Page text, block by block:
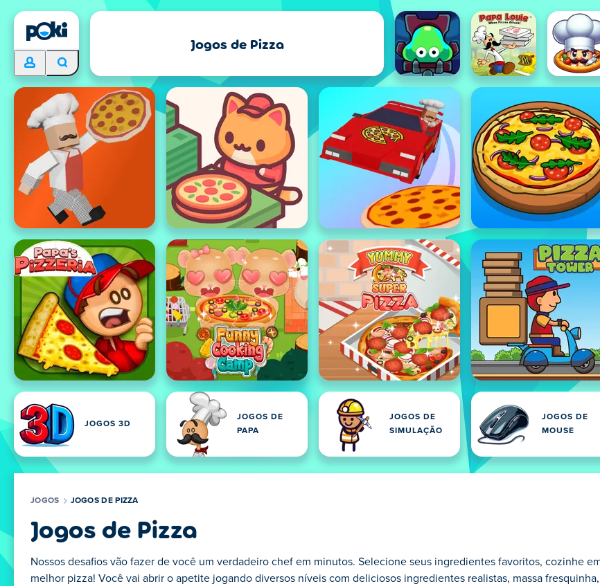
Jogos de Pizza
JOGOS 3D
JOGOS DE
PAPA
JOGOS DE
SIMULAÇÃO
JOGOS DE
MOUSE
JOGOS JOGOS DE PIZZA
Jogos de Pizza
Nossos desafios vão fazer de você um verdadeiro chef em minutos. Selecione seus ingredientes favoritos, cozinhe
melhor pizza! Você vai abrir o apetite jogando diversos níveis com deliciosos ingredientes realistas, massa